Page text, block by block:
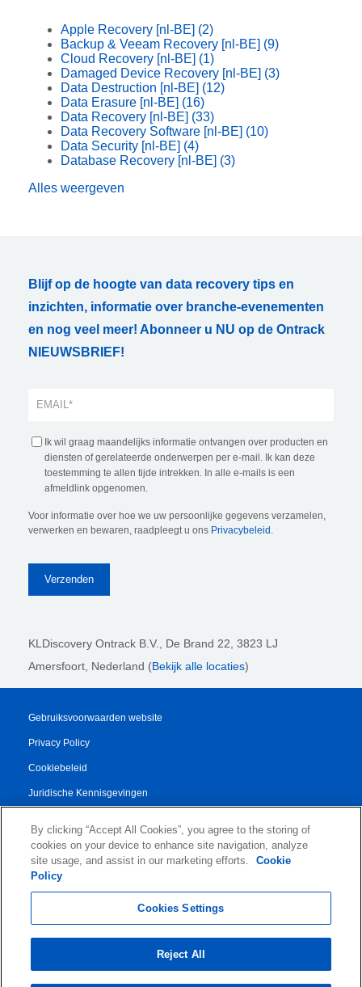
Apple Recovery [nl-BE] (2)
Backup & Veeam Recovery [nl-BE] (9)
Cloud Recovery [nl-BE] (1)
Damaged Device Recovery [nl-BE] (3)
Data Destruction [nl-BE] (12)
Data Erasure [nl-BE] (16)
Data Recovery [nl-BE] (33)
Data Recovery Software [nl-BE] (10)
Data Security [nl-BE] (4)
Database Recovery [nl-BE] (3)
Alles weergeven
Blijf op de hoogte van data recovery tips en
inzichten, informatie over branche-evenementen
en nog veel meer! Abonneer u NU op de Ontrack
NIEUWSBRIEF!
Ik wil graag maandelijks informatie ontvangen over producten en
diensten of gerelateerde onderwerpen per e-mail. Ik kan deze
toestemming te allen tijde intrekken. In alle e-mails is een
afmeldlink opgenomen.
Voor informatie over hoe we uw persoonlijke gegevens verzamelen,
verwerken en bewaren, raadpleegt u ons Privacybeleid
KLDiscovery Ontrack B.V., De Brand 22, 3823 LJ
Amersfoort, Nederland (Bekijk alle locaties)
Gebruiksvoorwaarden website
Privacy Policy
Cookiebeleid
Juridische Kennisgevingen
Algemene Voorwaarden
Authorised Partner Agreement
By clicking “Accept All Cookies”, you agree to the storing of
cookies on your device to enhance site navigation, analyze
site usage, and assist in our marketing efforts.
Cookie
Policy
Cookies Settings
Reject All